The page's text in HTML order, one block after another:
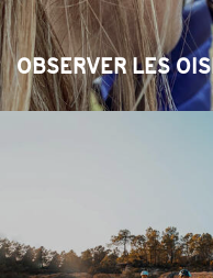
OBSERVER LES